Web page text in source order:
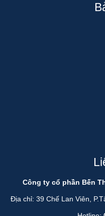
Công ty cổ phần Bến
Địa chỉ: 39 Chế Lan Viên,